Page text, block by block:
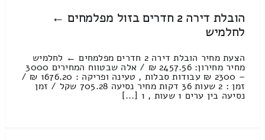
הובלת דירה 2 חדרים בזול מפלמחים ←
לחלמיש
הצעת מחיר הובלת דירה 2 חדרים מפלמחים ← לחלמיש
מחיר מחירון: 2457.56 ₪ / אלה שבטווח המחירים 3000
– 2300 ₪ עבודות סבלות , טעינה ופריקה : 1676.20 ₪ /
זמן : 2 שעות 36 דקות מחיר נסיעה 705.28 שקל / זמן
נסיעה בין ערים 1 שעות , 1 [...]